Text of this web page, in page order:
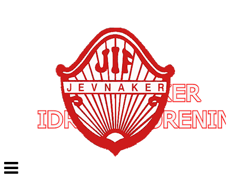
Veksle
navigasjon